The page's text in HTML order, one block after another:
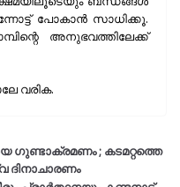
പോകാൻ സാധിക്കൂ.
അനുഭവത്തിലേക്ക്
വരിക.
ഗുണ്ടാക്രമണം ; കടമറ്റത്തെ